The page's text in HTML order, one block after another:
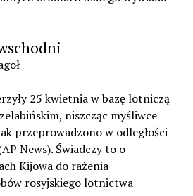
25 kwietnia w bazę lotniczą
niszcząc myśliwce
przeprowadzono w odległości
News). Świadczy to o
Kijowa do rażenia
rosyjskiego lotnictwa